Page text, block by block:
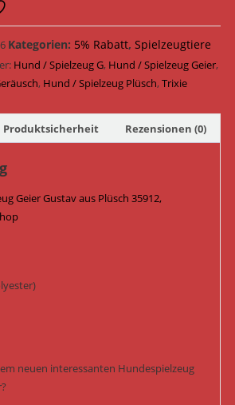
Kategorien: 5% Rabatt, Spielzeugtiere
Hund / Spielzeug G, Hund / Spielzeug Geier,
, Hund / Spielzeug Plüsch,Trixie
Produktsicherheit Rezensionen (0)
Geier Gustav aus Plüsch 35912,
neuen interessanten Hundespielzeug